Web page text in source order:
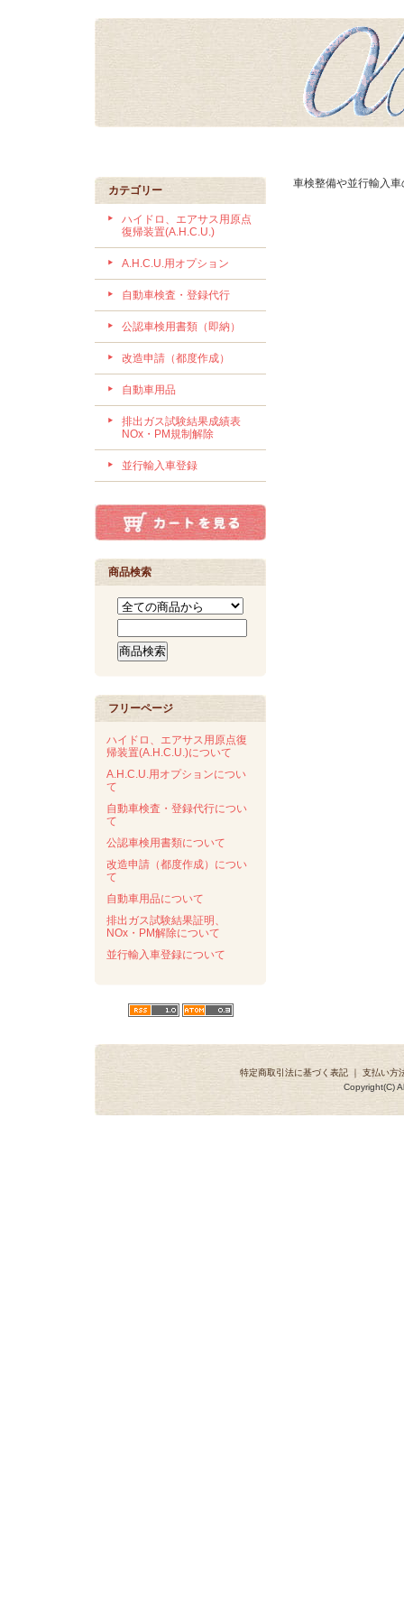
カテゴリー
ハイドロ、エアサス用原点
復帰装置(A.H.C.U.)
A.H.C.U.用オプション
自動車検査・登録代行
公認車検用書類（即納）
改造申請（都度作成）
自動車用品
排出ガス試験結果成績表
NOx・PM規制解除
並行輸入車登録
商品検索
フリーページ
ハイドロ、エアサス用原点復
帰装置(A.H.C.U.)について
A.H.C.U.用オプションについ
て
自動車検査・登録代行につい
て
公認車検用書類について
改造申請（都度作成）につい
て
自動車用品について
排出ガス試験結果証明、
NOx・PM解除について
並行輸入車登録について
車検整備や並行輸入
特定商取引法に基づく表記 ｜ 支払い方
Copyright(C)